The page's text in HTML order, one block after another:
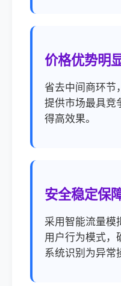
价格优势明
省去中间商环节
提供市场最具竞
得高效果。
安全稳定保
采用智能流量模
用户行为模式，
系统识别为异常